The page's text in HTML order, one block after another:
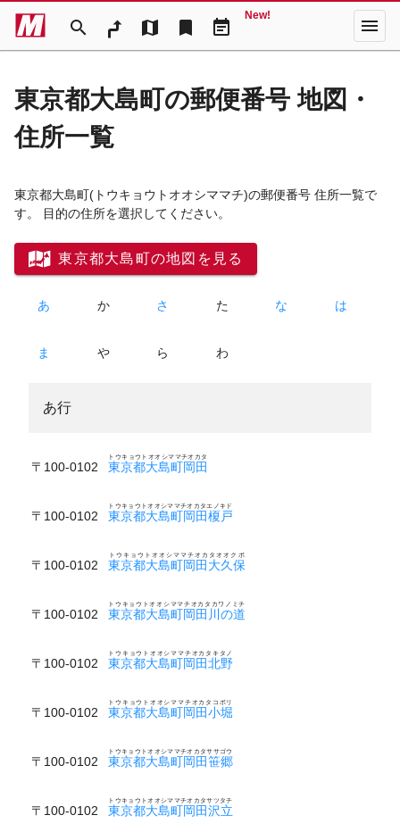
search map bookmark event_note
New! menu
東京都大島町の郵便番号 地図・
住所一覧
東京都大島町(トウキョウトオオシママチ)の郵便番号 住所一覧で
す。 目的の住所を選択してください。
東京都大島町の地図を見る
あ か さ た な は
ま や ら わ
あ行
〒100-0102 東京都大島町岡田
トウキョウトオオシママチオカタ
〒100-0102 東京都大島町岡田榎戸
トウキョウトオオシママチオカタエノキド
〒100-0102 東京都大島町岡田大久保
トウキョウトオオシママチオカタオオクボ
〒100-0102 東京都大島町岡田川の道
トウキョウトオオシママチオカタカワノミチ
〒100-0102 東京都大島町岡田北野
トウキョウトオオシママチオカタキタノ
〒100-0102 東京都大島町岡田小堀
トウキョウトオオシママチオカタコボリ
〒100-0102 東京都大島町岡田笹郷
トウキョウトオオシママチオカタササゴウ
〒100-0102 東京都大島町岡田沢立
トウキョウトオオシママチオカタサツタチ